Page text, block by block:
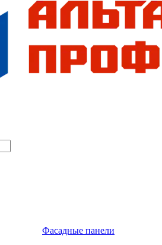
Фасадные панели